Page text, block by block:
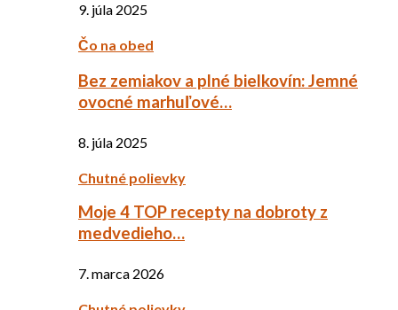
9. júla 2025
Čo na obed
Bez zemiakov a plné bielkovín: Jemné
ovocné marhuľové…
8. júla 2025
Chutné polievky
Moje 4 TOP recepty na dobroty z
medvedieho…
7. marca 2026